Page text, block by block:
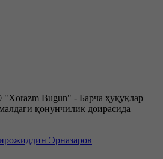
"Xorazm Bugun" - Барча ҳуқуқлар
қонунчилик доирасида
Эрназаров